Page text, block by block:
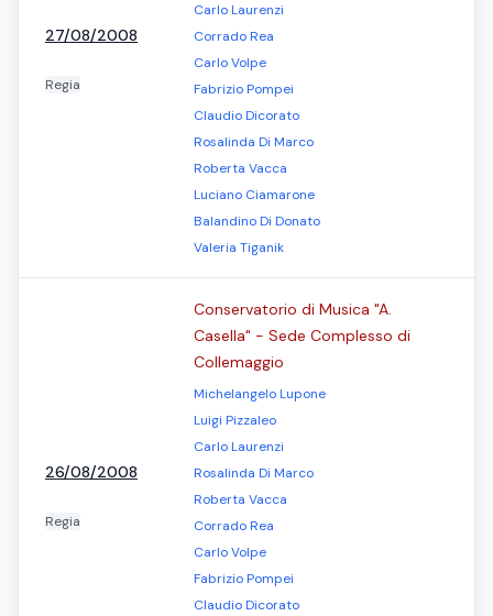
27/08/2008
Regia
Carlo Laurenzi
Corrado Rea
Carlo Volpe
Fabrizio Pompei
Claudio Dicorato
Rosalinda Di Marco
Roberta Vacca
Luciano Ciamarone
Balandino Di Donato
Valeria Tiganik
26/08/2008
Regia
Conservatorio di Musica "A.
Casella" - Sede Complesso di
Collemaggio
Michelangelo Lupone
Luigi Pizzaleo
Carlo Laurenzi
Rosalinda Di Marco
Roberta Vacca
Corrado Rea
Carlo Volpe
Fabrizio Pompei
Claudio Dicorato